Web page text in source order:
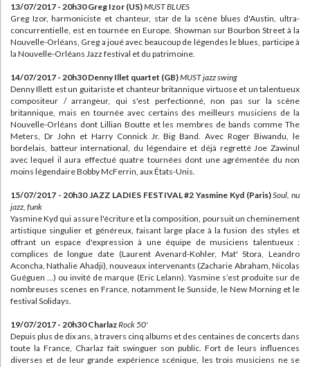
13/07/2017 - 20h30 Greg Izor (US)MUST BLUES
Greg Izor, harmoniciste et chanteur, star de la scène blues d'Austin, ultra-
concurrentielle, est en tournée en Europe. Showman sur Bourbon Street à la
Nouvelle-Orléans, Greg a joué avec beaucoup de légendes le blues, participe à
la Nouvelle-Orléans Jazz festival et du patrimoine.
14/07/2017 - 20h30 Denny Illet quartet (GB)MUST jazz swing
Denny Illett est un guitariste et chanteur britannique virtuose et un talentueux
compositeur / arrangeur, qui s'est perfectionné, non pas sur la scène
britannique, mais en tournée avec certains des meilleurs musiciens de la
Nouvelle-Orléans dont Lillian Boutte et les membres de bands comme The
Meters, Dr John et Harry Connick Jr. Big Band. Avec Roger Biwandu, le
bordelais, batteur international, du légendaire et déjà regretté Joe Zawinul
avec lequel il aura effectué quatre tournées dont une agrémentée du non
moins légendaire Bobby McFerrin, aux États-Unis.
15/07/2017 - 20h30 JAZZ LADIES FESTIVAL #2 Yasmine Kyd (Paris)Soul, nu
jazz, funk
Yasmine Kyd qui assure l'écriture et la composition, poursuit un cheminement
artistique singulier et généreux, faisant large place à la fusion des styles et
offrant un espace d'expression à une équipe de musiciens talentueux :
complices de longue date (Laurent Avenard-Kohler, Mat' Stora, Leandro
Aconcha, Nathalie Ahadji), nouveaux intervenants (Zacharie Abraham, Nicolas
Guéguen …) ou invité de marque (Eric Lelann). Yasmine s’est produite sur de
nombreuses scenes en France, notamment le Sunside, le New Morning et le
festival Solidays.
19/07/2017 - 20h30 CharlazRock 50'
Depuis plus de dix ans, à travers cinq albums et des centaines de concerts dans
toute la France, Charlaz fait swinguer son public. Fort de leurs influences
diverses et de leur grande expérience scénique, les trois musiciens ne se